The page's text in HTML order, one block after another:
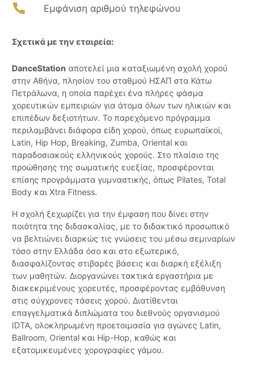
Εμφάνιση αριθμού τηλεφώνου
Σχετικά με την εταιρεία:
DanceStation αποτελεί μια καταξιωμένη σχολή χορού
στην Αθήνα, πλησίον του σταθμού ΗΣΑΠ στα Κάτω
Πετράλωνα, η οποία παρέχει ένα πλήρες φάσμα
χορευτικών εμπειριών για άτομα όλων των ηλικιών και
επιπέδων δεξιοτήτων. Το παρεχόμενο πρόγραμμα
περιλαμβάνει διάφορα είδη χορού, όπως ευρωπαϊκοί,
Latin, Hip Hop, Breaking, Zumba, Oriental και
παραδοσιακούς ελληνικούς χορούς. Στο πλαίσιο της
προώθησης της σωματικής ευεξίας, προσφέρονται
επίσης προγράμματα γυμναστικής, όπως Pilates, Total
Body και Xtra Fitness.
Η σχολή ξεχωρίζει για την έμφαση που δίνει στην
ποιότητα της διδασκαλίας, με το διδακτικό προσωπικό
να βελτιώνει διαρκώς τις γνώσεις του μέσω σεμιναρίων
τόσο στην Ελλάδα όσο και στο εξωτερικό,
διασφαλίζοντας στιβαρές βάσεις και διαρκή εξέλιξη
των μαθητών. Διοργανώνει τακτικά εργαστήρια με
διακεκριμένους χορευτές, προσφέροντας εμβάθυνση
στις σύγχρονες τάσεις χορού. Διατίθενται
επαγγελματικά διπλώματα του διεθνούς οργανισμού
IDTA, ολοκληρωμένη προετοιμασία για αγώνες Latin,
Ballroom, Oriental και Hip-Hop, καθώς και
εξατομικευμένες χορογραφίες γάμου.